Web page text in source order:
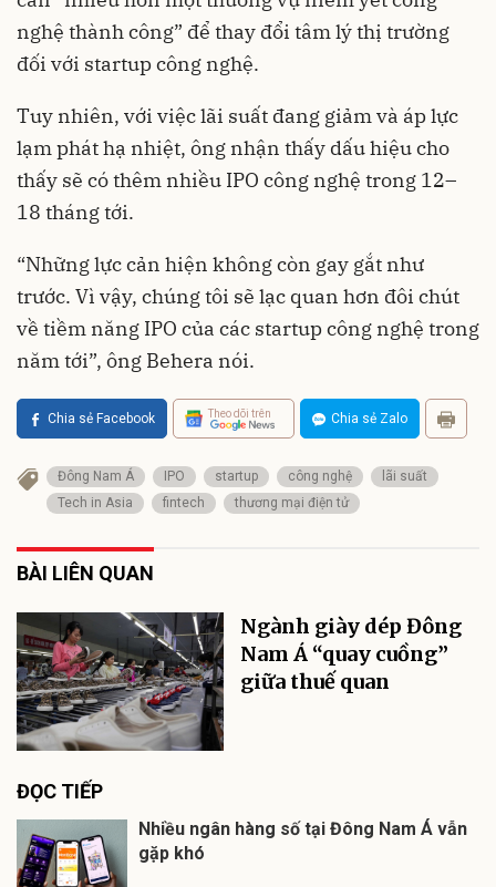
nghệ thành công” để thay đổi tâm lý thị trường
đối với startup công nghệ.
Tuy nhiên, với việc lãi suất đang giảm và áp lực
lạm phát hạ nhiệt, ông nhận thấy dấu hiệu cho
thấy sẽ có thêm nhiều IPO công nghệ trong 12–
18 tháng tới.
“Những lực cản hiện không còn gay gắt như
trước. Vì vậy, chúng tôi sẽ lạc quan hơn đôi chút
về tiềm năng IPO của các startup công nghệ trong
năm tới”, ông Behera nói.
Chia sẻ Facebook Theo dõi trên Chia sẻ Zalo
Đông Nam Á IPO startup công nghệ
lãi suất
Tech in Asia
fintech thương mại điện tử
BÀI LIÊN QUAN
Ngành giày dép Đông
Nam Á “quay cuồng”
giữa thuế quan
ĐỌC TIẾP
Nhiều ngân hàng số tại Đông Nam Á vẫn
gặp khó